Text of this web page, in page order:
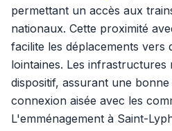
permettant un accès aux
nationaux. Cette proximité
facilite les déplacements vers
lointaines. Les
dispositif, assurant une
connexion aisée avec les
L'emménagement à Saint-